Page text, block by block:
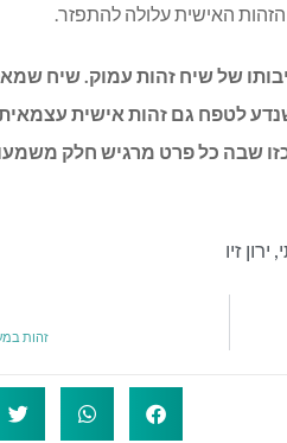
האישית עלולה להתפזר.
של שיח זהות עמוק. שיח
לטפח גם זהות אישית עצמאית
– כזו שבה כל פרט מרגיש חלק
, ירון זיו
זהות